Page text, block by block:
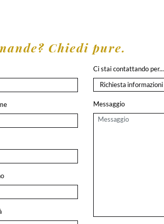
Chiedi pure.
Ci stai contattando per...
Messaggio